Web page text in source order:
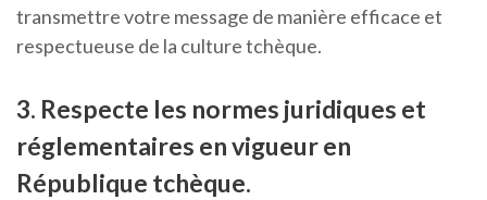
transmettre votre message de manière efficace et
respectueuse de la culture tchèque.
3. Respecte les normes juridiques et
réglementaires en vigueur en
République tchèque.